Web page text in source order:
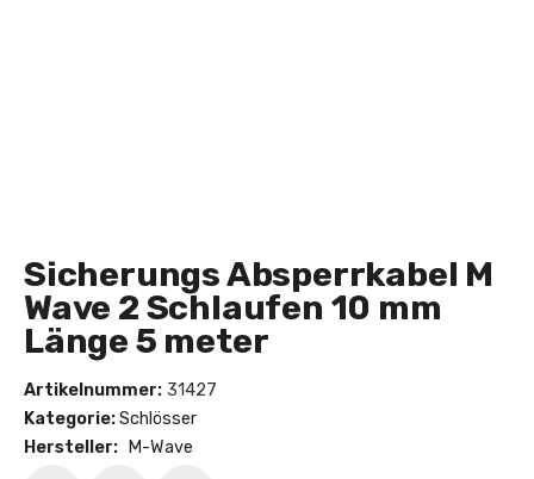
Sicherungs Absperrkabel M
Wave 2 Schlaufen 10 mm
Länge 5 meter
Artikelnummer: 31427
Kategorie:Schlösser
Hersteller:
M-Wave